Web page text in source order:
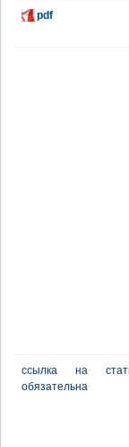
pdf
ссылка на
обязательна